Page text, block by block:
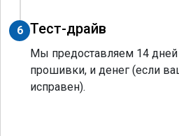
6 Тест-драйв
Мы предоставляем 14 дней
прошивки, и денег (если
исправен).